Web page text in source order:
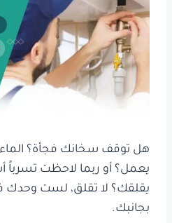
هل توقف سخانك فجأة؟ الماء
يعمل؟ أو ربما لاحظت تسرباً
يقلقك؟ لا تقلق، لست وحدك
بجانبك.